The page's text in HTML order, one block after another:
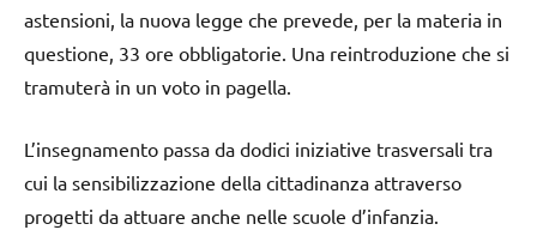
astensioni, la nuova legge che prevede, per la materia in
questione, 33 ore obbligatorie. Una reintroduzione che si
tramuterà in un voto in pagella.
L’insegnamento passa da dodici iniziative trasversali tra
cui la sensibilizzazione della cittadinanza attraverso
progetti da attuare anche nelle scuole d’infanzia.